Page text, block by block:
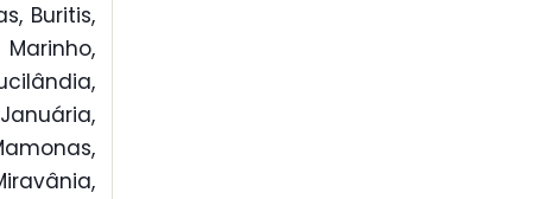
Buritis,